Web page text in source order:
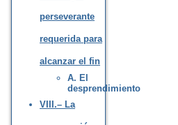
perseverante
requerida para
alcanzar el fin
A. El
desprendimiento
VIII.– La